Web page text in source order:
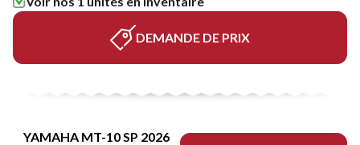
DEMANDE DE PRIX
YAMAHA MT-10 SP 2026